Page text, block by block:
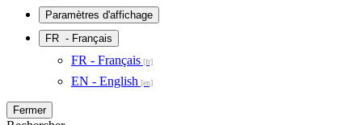
Paramètres d'affichage
FR - Français
FR - Français
EN - English
Fermer